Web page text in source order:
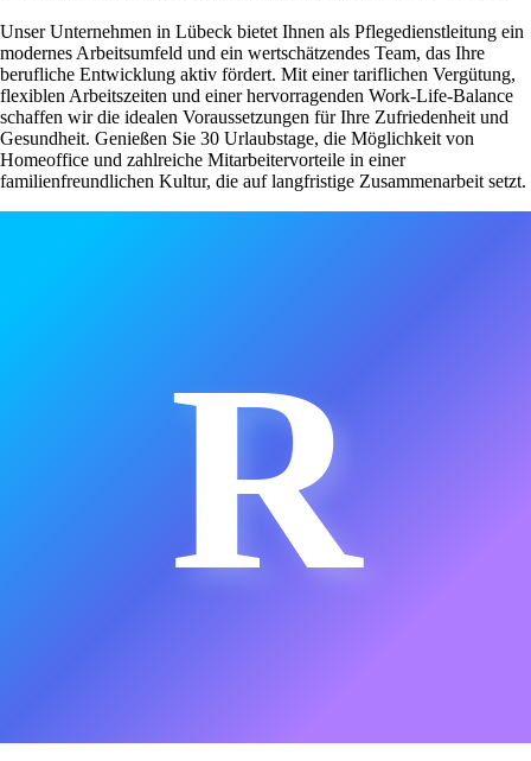
Unser Unternehmen in Lübeck bietet Ihnen als Pflegedienstleitung ein
modernes Arbeitsumfeld und ein wertschätzendes Team, das Ihre
berufliche Entwicklung aktiv fördert. Mit einer tariflichen Vergütung,
flexiblen Arbeitszeiten und einer hervorragenden Work-Life-Balance
schaffen wir die idealen Voraussetzungen für Ihre Zufriedenheit und
Gesundheit. Genießen Sie 30 Urlaubstage, die Möglichkeit von
Homeoffice und zahlreiche Mitarbeitervorteile in einer
familienfreundlichen Kultur, die auf langfristige Zusammenarbeit setzt.
R